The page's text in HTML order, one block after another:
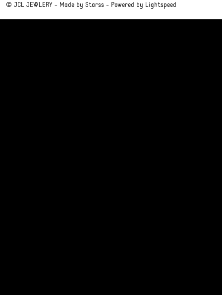
© JCL JEWLERY - Made by Starss - Powered by Lightspeed